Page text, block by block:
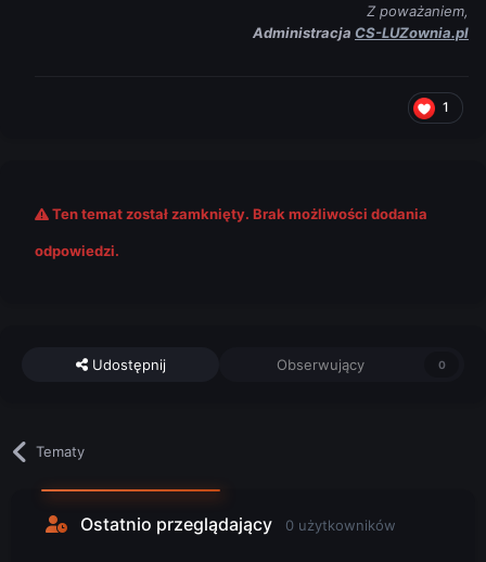
Z poważaniem,
Administracja CS-LUZownia.pl
1
Ten temat został zamknięty. Brak możliwości dodania
odpowiedzi.
Udostępnij Obserwujący 0
Tematy
Ostatnio przeglądający 0 użytkowników